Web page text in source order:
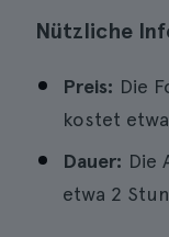
Nützliche
Preis: Die
kostet
Dauer: Die
etwa 2